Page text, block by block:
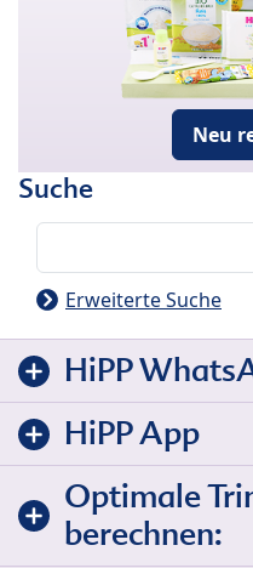
Neu
Suche
Erweiterte Suche
HiPP
HiPP App
Optimale
berechnen: